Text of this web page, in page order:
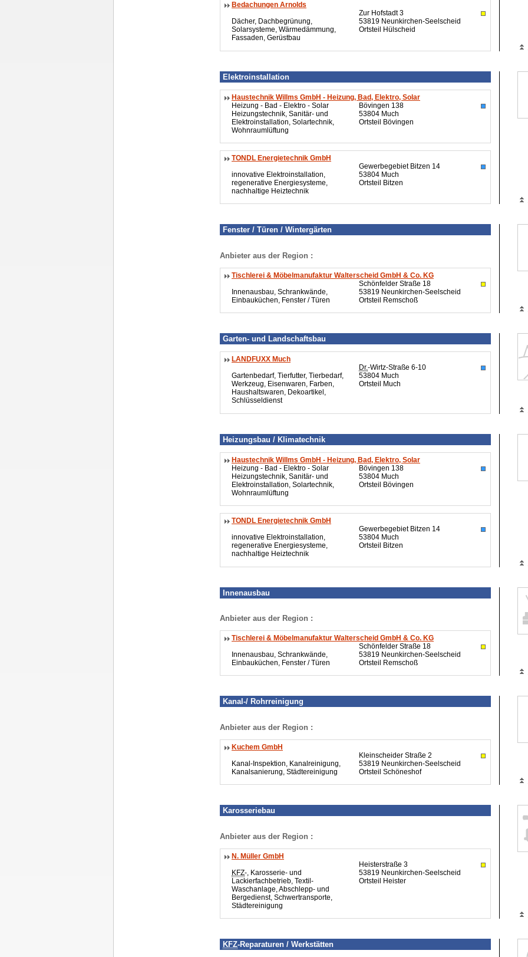
Bedachungen Arnolds
Dächer, Dachbegrünung,
Solarsysteme, Wärmedämmung,
Fassaden, Gerüstbau
Zur Hofstadt 3
53819 Neunkirchen-Seelscheid
Ortsteil Hülscheid
Elektroinstallation
Haustechnik Willms GmbH - Heizung, Bad, Elektro, Solar
Heizung - Bad - Elektro - Solar
Heizungstechnik, Sanitär- und
Elektroinstallation, Solartechnik,
Wohnraumlüftung
Bövingen 138
53804 Much
Ortsteil Bövingen
TONDL Energietechnik GmbH
innovative Elektroinstallation,
regenerative Energiesysteme,
nachhaltige Heiztechnik
Gewerbegebiet Bitzen 14
53804 Much
Ortsteil Bitzen
Fenster / Türen / Wintergärten
Anbieter aus der Region :
Tischlerei & Möbelmanufaktur Walterscheid GmbH & Co. KG
Innenausbau, Schrankwände,
Einbauküchen, Fenster / Türen
Schönfelder Straße 18
53819 Neunkirchen-Seelscheid
Ortsteil Remschoß
Garten- und Landschaftsbau
LANDFUXX Much
Gartenbedarf, Tierfutter, Tierbedarf,
Werkzeug, Eisenwaren, Farben,
Haushaltswaren, Dekoartikel,
Schlüsseldienst
Dr.-Wirtz-Straße 6-10
53804 Much
Ortsteil Much
Heizungsbau / Klimatechnik
Haustechnik Willms GmbH - Heizung, Bad, Elektro, Solar
Heizung - Bad - Elektro - Solar
Heizungstechnik, Sanitär- und
Elektroinstallation, Solartechnik,
Wohnraumlüftung
Bövingen 138
53804 Much
Ortsteil Bövingen
TONDL Energietechnik GmbH
innovative Elektroinstallation,
regenerative Energiesysteme,
nachhaltige Heiztechnik
Gewerbegebiet Bitzen 14
53804 Much
Ortsteil Bitzen
Innenausbau
Anbieter aus der Region :
Tischlerei & Möbelmanufaktur Walterscheid GmbH & Co. KG
Innenausbau, Schrankwände,
Einbauküchen, Fenster / Türen
Schönfelder Straße 18
53819 Neunkirchen-Seelscheid
Ortsteil Remschoß
Kanal-/ Rohrreinigung
Anbieter aus der Region :
Kuchem GmbH
Kanal-Inspektion, Kanalreinigung,
Kanalsanierung, Städtereinigung
Kleinscheider Straße 2
53819 Neunkirchen-Seelscheid
Ortsteil Schöneshof
Karosseriebau
Anbieter aus der Region :
N. Müller GmbH
KFZ-, Karosserie- und
Lackierfachbetrieb, Textil-
Waschanlage, Abschlepp- und
Bergedienst, Schwertransporte,
Städtereinigung
Heisterstraße 3
53819 Neunkirchen-Seelscheid
Ortsteil Heister
KFZ-Reparaturen / Werkstätten